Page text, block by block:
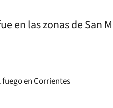
en las zonas de San